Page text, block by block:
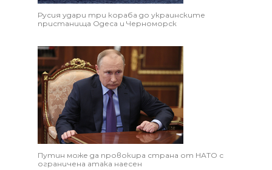
Русия удари три кораба до украинските
пристанища Одеса и Черноморск
Путин може да провокира страна от НАТО с
ограничена атака наесен